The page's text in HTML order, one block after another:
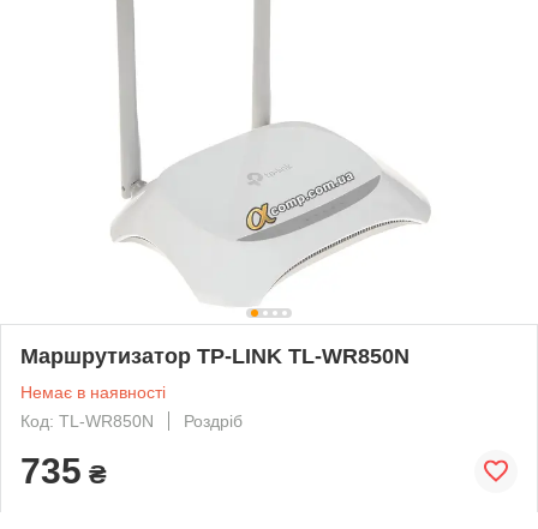
Маршрутизатор TP-LINK TL-WR850N
Немає в наявності
Код: TL-WR850N
Роздріб
735 ₴